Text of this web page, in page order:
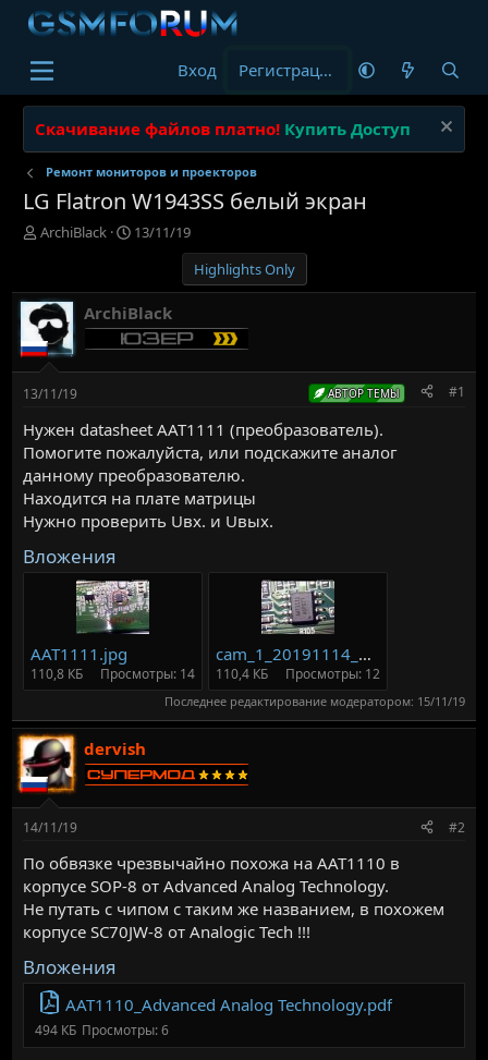
Вход Регистрация
Скачивание файлов платно! Купить Доступ
Ремонт мониторов и проекторов
LG Flatron W1943SS белый экран
А
о
р
т
е
м
ы
ArchiBlack
Д
а
н
а
ч
а
13/11/19
Highlights Only
ArchiBlack
13/11/19 АВТОР ТЕМЫ #1
Нужен datasheet AAT1111 (преобразователь).
Помогите пожалуйста, или подскажите аналог
данному преобразователю.
Находится на плате матрицы
Нужно проверить Uвх. и Uвых.
Вложения
AAT1111.jpg
110,8 КБ Просмотры: 14
cam_1_20191114_221445_940.jpg
110,4 КБ Просмотры: 12
Последнее редактирование модератором: 15/11/19
dervish
14/11/19 #2
По обвязке чрезвычайно похожа на AAT1110 в
корпусе SOP-8 от Advanced Analog Technology.
Не путать с чипом с таким же названием, в похожем
корпусе SC70JW-8 от Analogic Tech !!!
Вложения
AAT1110_Advanced Analog Technology.pdf
494 КБ Просмотры: 6